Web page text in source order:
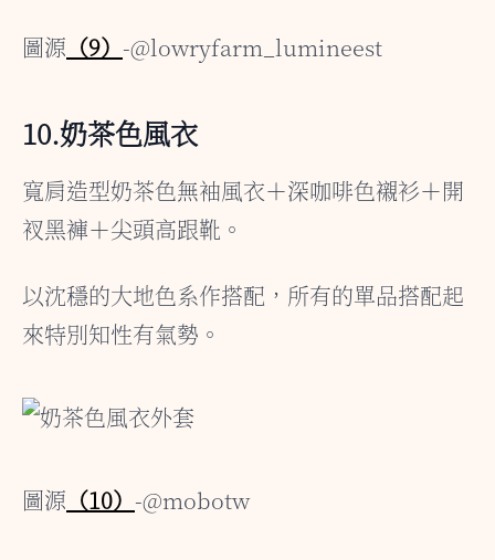
圖源 （9） -@lowryfarm_lumineest
10.奶茶色風衣
寬肩造型奶茶色無袖風衣＋深咖啡色襯衫＋開
衩黑褲＋尖頭高跟靴。
以沈穩的大地色系作搭配，所有的單品搭配起
來特別知性有氣勢。
圖源 （10） -@mobotw